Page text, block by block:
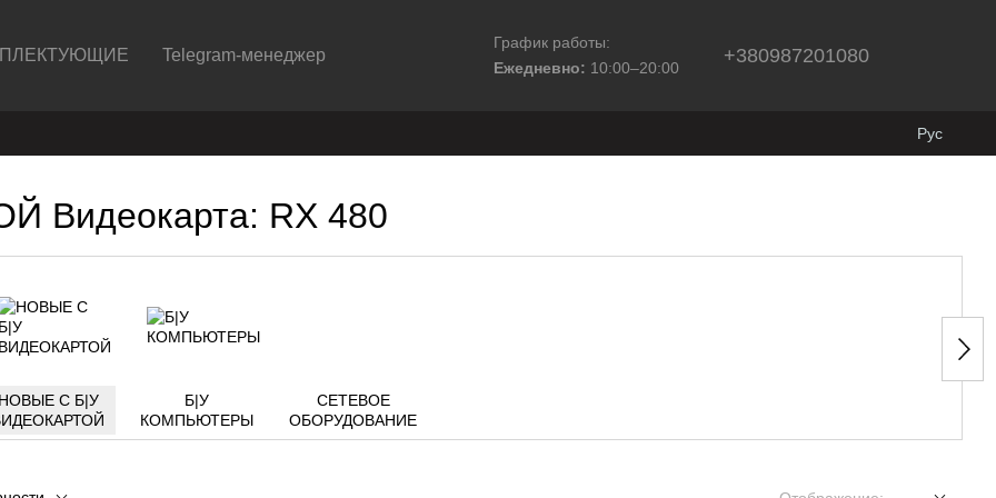
Telegram-менеджер
График работы:
Ежедневно: 10:00–20:00
+380987201080
Рус
RX 480
НОВЫЕ С Б|У
Б|У
КОМПЬЮТЕРЫ
СЕТЕВОЕ
ОБОРУДОВАНИЕ